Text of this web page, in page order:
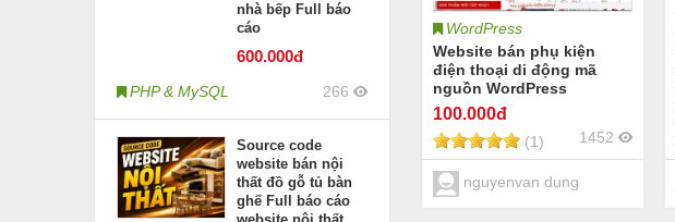
WordPress
Website bán phụ kiện
điện thoại di động mã
nguồn WordPress
100.000đ
(1) 1452
nguyenvan dung
nhà bếp Full báo
cáo
600.000đ
PHP & MySQL 266
Source code
website bán nội
thất đồ gỗ tủ bàn
ghế Full báo cáo